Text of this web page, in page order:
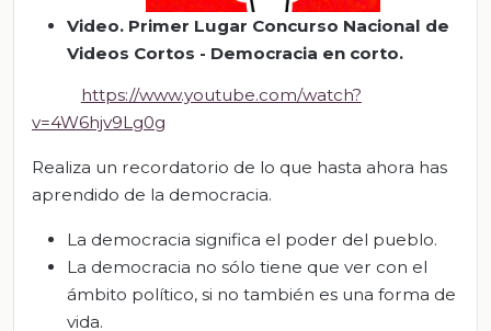
Video. Primer Lugar Concurso Nacional de
Videos Cortos - Democracia en corto.
https://www.youtube.com/watch?
v=4W6hjv9Lg0g
Realiza un recordatorio de lo que hasta ahora has
aprendido de la democracia.
La democracia significa el poder del pueblo.
La democracia no sólo tiene que ver con el
ámbito político, si no también es una forma de
vida.